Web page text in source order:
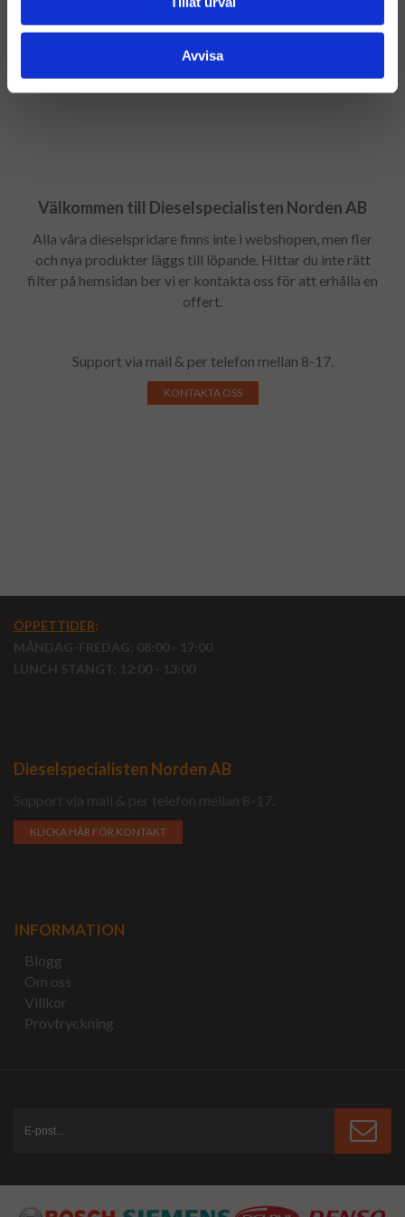
Avvisa
stommen returneras - Returfrakten bokas av
dieselspecialisten efter bytet.
Välkommen till Dieselspecialisten Norden AB
Alla våra dieselspridare finns inte i webshopen, men fler
och nya produkter läggs till löpande. Hittar du inte rätt
filter på hemsidan ber vi er kontakta oss för att erhålla en
offert.
Support via mail & per telefon mellan 8-17.
KONTAKTA OSS
ÖPPETTIDER:
MÅNDAG-FREDAG: 08:00 - 17:00
LUNCH STÄNGT: 12:00 - 13:00
Dieselspecialisten Norden AB
Support via mail & per telefon mellan 8-17.
KLICKA HÄR FÖR KONTAKT
INFORMATION
Blogg
Om oss
Villkor
Provtryckning